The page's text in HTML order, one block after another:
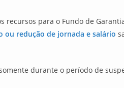
recursos para o Fundo de
ou redução de jornada e salário
durante o período de